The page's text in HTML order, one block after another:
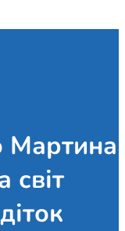
Мартина
світ